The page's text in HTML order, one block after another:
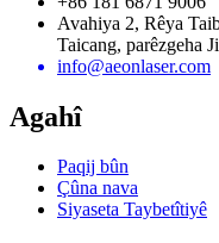
Avahiya 2, Rêya
Taicang, parêzgeha
info@aeonlaser.com
Agahî
Paqij bûn
Çûna nava
Siyaseta Taybetîtiyê